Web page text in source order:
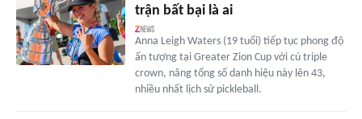
trận bất bại là ai
Anna Leigh Waters (19 tuổi) tiếp tục phong độ
ấn tượng tại Greater Zion Cup với cú triple
crown, nâng tổng số danh hiệu này lên 43,
nhiều nhất lịch sử pickleball.